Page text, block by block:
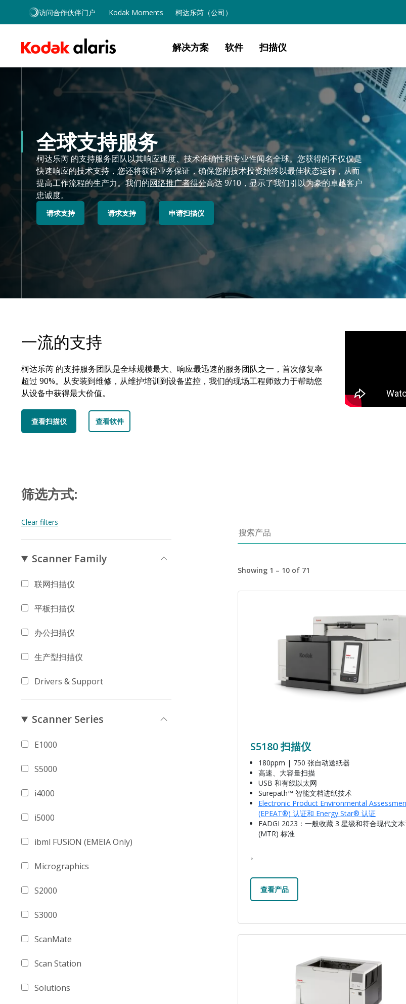
Skip to main content
访问合作伙伴门户 Kodak Moments 柯达乐芮（公司）
解决方案 软件 扫描仪
全球支持服务
柯达乐芮 的支持服务团队以其响应速度、技术准确性和专业性闻名全球。您获得的不仅仅是
快速响应的技术支持，您还将获得业务保证，确保您的技术投资始终以最佳状态运行，从而
提高工作流程的生产力。我们的网络推广者得分高达 9/10，显示了我们引以为豪的卓越客户
忠诚度。
请求支持 请求支持 申请扫描仪
一流的支持
柯达乐芮 的支持服务团队是全球规模最大、响应最迅速的服务团队之一，首次修复率
超过 90%。从安装到维修，从维护培训到设备监控，我们的现场工程师致力于帮助您
从设备中获得最大价值。
查看扫描仪 查看软件
筛选方式:
Scanner Family
联网扫描仪
平板扫描仪
办公扫描仪
生产型扫描仪
Drivers & Support
Scanner Series
E1000
S5000
i4000
i5000
ibml FUSiON (EMEIA Only)
Micrographics
S2000
S3000
ScanMate
Scan Station
Solutions
搜索产品
Showing 1 – 10 of 71
图像
S5180 扫描仪
180ppm | 750 张自动送纸器
高速、大容量扫描
USB 和有线以太网
Surepath™ 智能文档进纸技术
Electronic Product Environmental
(EPEAT®) 认证和 Energy Star® 认证
FADGI 2023：一般收藏 3 星级和符合现代文
(MTR) 标准
。
查看产品